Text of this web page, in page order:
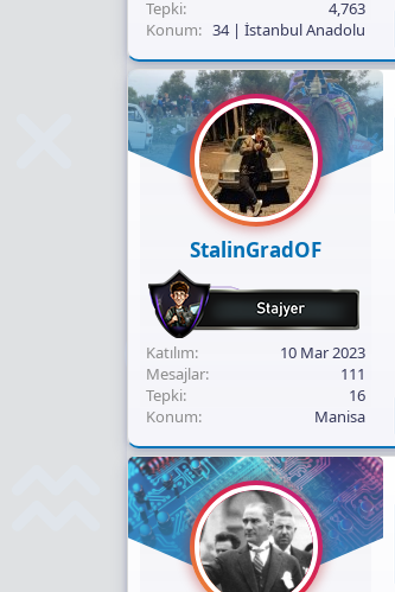
Tepki
4,763
Konum
34 | İstanbul Anadolu
StalinGradOF
Katılım
10 Mar 2023
Mesajlar
111
Tepki
16
Konum
Manisa